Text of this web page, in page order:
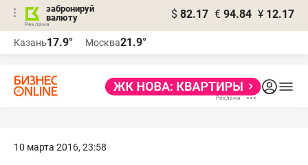
забронируй
валюту
$ 82.17 € 94.84 ¥ 12.17
Казань17.9° Москва21.9°
10 марта 2016, 23:58